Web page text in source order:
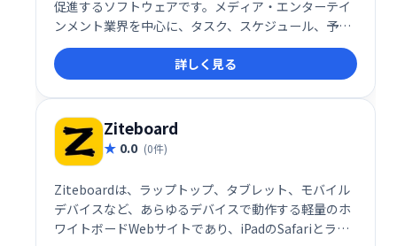
促進するソフトウェアです。メディア・エンターテイ
ンメント業界を中心に、タスク、スケジュール、予算
などをリアルタイムで共有・可視化することで、チー
ム間の円滑なコミュニケーションと効率的な情報管理
を実現します。利害関係者やパートナーとの連携強化
にも最適です。
詳しく見る
Ziteboard
0.0 (0件)
Ziteboardは、ラップトップ、タブレット、モバイル
デバイスなど、あらゆるデバイスで動作する軽量のホ
ワイトボードWebサイトであり、iPadのSafariとラッ